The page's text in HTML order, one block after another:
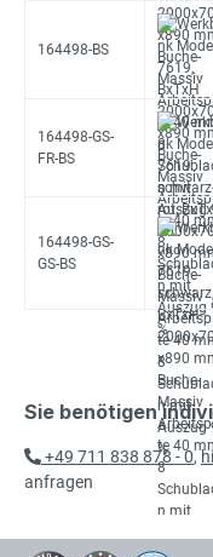
164498-BS
164498-GS-
FR-BS
164498-GS-
GS-BS
Sie benötigen
+49 711 838 878 - 0,
anfragen